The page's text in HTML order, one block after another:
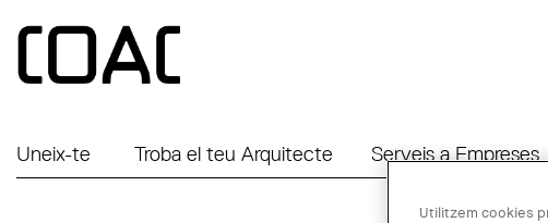
Uneix-te Troba el teu Arquitecte Serveis a Empreses
Utilitzem cookies